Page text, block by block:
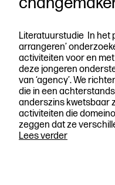
Literatuurstudie In het
arrangeren’
activiteiten voor en met
deze jongeren
van ‘agency’. We
die in een
anderszins kwetsbaar
activiteiten die
zeggen dat ze
Lees verderAgency